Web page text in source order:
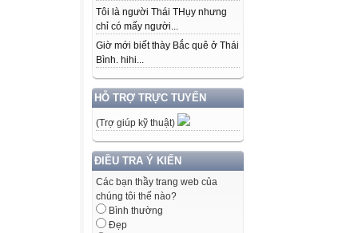
Tôi là người Thái THụy nhưng
chỉ có mấy người...
Giờ mới biết thày Bắc quê ở Thái
Bình. hihi...
HỖ TRỢ TRỰC TUYẾN
(Trợ giúp kỹ thuật)
ĐIỀU TRA Ý KIẾN
Các bạn thầy trang web của
chúng tôi thế nào?
Bình thường
Đẹp